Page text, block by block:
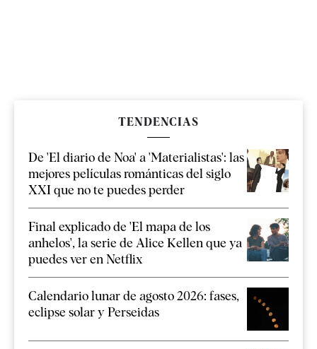
TENDENCIAS
De 'El diario de Noa' a 'Materialistas': las
mejores películas románticas del siglo
XXI que no te puedes perder
Final explicado de 'El mapa de los
anhelos', la serie de Alice Kellen que ya
puedes ver en Netflix
Calendario lunar de agosto 2026: fases,
eclipse solar y Perseidas